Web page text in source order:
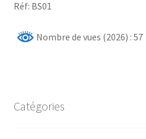
Réf: BS01
Nombre de vues (2026) : 57
Catégories